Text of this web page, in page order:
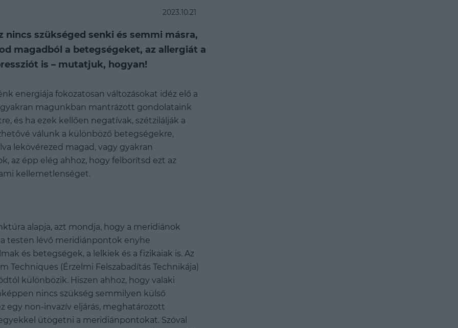
2023.10.21
nincs szükséged senki és semmi másra,
magadból a betegségeket, az allergiát a
is – mutatjuk, hogyan!
energiája fokozatosan változásokat idéz elő a
magunkban mantrázott gondolataink
és ha ezek kellően negatívak, szétzilálják a
válunk a különböző betegségekre,
lekövérezed magad, vagy gyakran
az épp elég ahhoz, hogy felborítsd ezt az
kellemetlenséget.
alapja, azt mondja, hogy a meridiánok
testen lévő meridiánpontok enyhe
és betegségek, a lelkiek és a fizikaiak is. Az
Techniques (Érzelmi Felszabadítás Technikája)
különbözik. Hiszen ahhoz, hogy valaki
nincs szükség semmilyen külső
egy non-invazív eljárás, meghatározott
ütögetni a meridiánpontokat. Szóval